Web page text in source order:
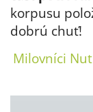
korpusu
dobrú chuť!
Milovníci